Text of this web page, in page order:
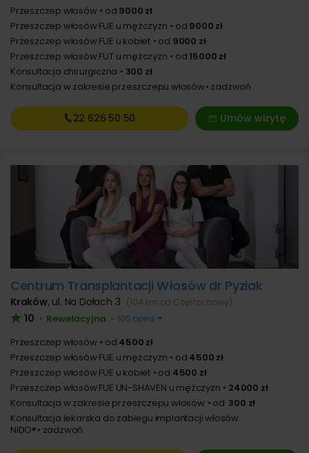
Przeszczep włosów od 9000 zł
Przeszczep włosów FUE u mężczyzn
od 9000 zł
Przeszczep włosów FUE u kobiet
od 9000 zł
Przeszczep włosów FUT u mężczyzn
od15000 zł
Konsultacja chirurgiczna
300 zł
Konsultacja w zakresie przeszczepu włosów zadzwoń
Umów wizytę
22 626 50 50
Centrum Transplantacji Włosów dr Pyziak
Kraków, ul. Na Dołach 3 (104 km od Częstochowy)
10 • Rewelacyjna • 105 opinii
Przeszczep włosów od 4500 zł
Przeszczep włosów FUE u mężczyzn
od 4500 zł
Przeszczep włosów FUE u kobiet
od 4500 zł
Przeszczep włosów FUE UN-SHAVEN u mężczyzn
24000 zł
Konsultacja w zakresie przeszczepu włosów
od 300 zł
Konsultacja lekarska do zabiegu implantacji włosów
NIDO® zadzwoń